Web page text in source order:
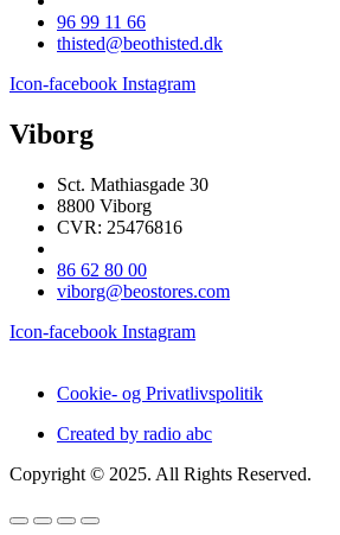
96 99 11 66
thisted@beothisted.dk
Icon-facebook Instagram
Viborg
Sct. Mathiasgade 30
8800 Viborg
CVR: 25476816
86 62 80 00
viborg@beostores.com
Icon-facebook Instagram
Cookie- og Privatlivspolitik
Created by radio abc
Copyright © 2025. All Rights Reserved.